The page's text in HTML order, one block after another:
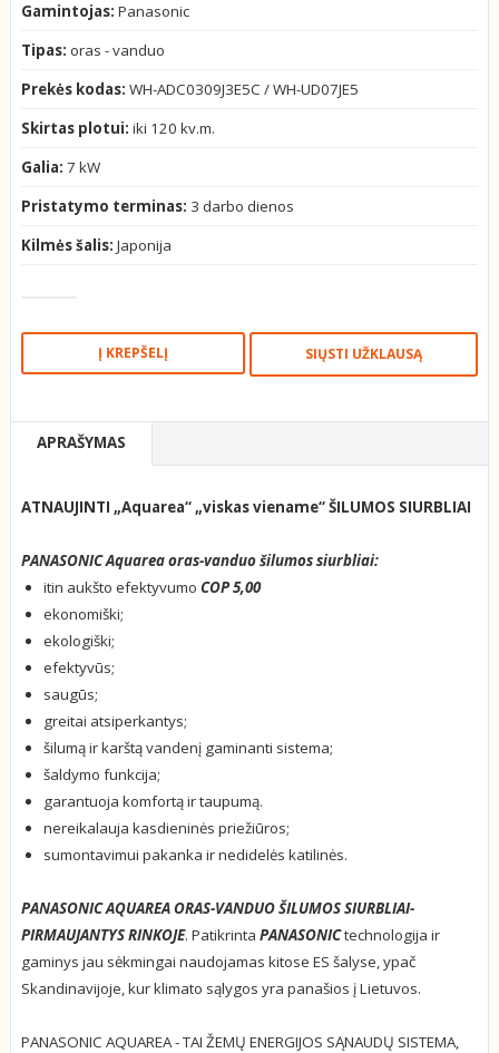
Gamintojas: Panasonic
Tipas: oras - vanduo
Prekės kodas: WH-ADC0309J3E5C / WH-UD07JE5
Skirtas plotui: iki 120 kv.m.
Galia: 7 kW
Pristatymo terminas: 3 darbo dienos
Kilmės šalis: Japonija
SIŲSTI UŽKLAUSĄ
APRAŠYMAS
ATNAUJINTI „Aquarea“ „viskas viename“ ŠILUMOS SIURBLIAI
PANASONIC Aquarea oras-vanduo šilumos siurbliai:
itin aukšto efektyvumo COP 5,00
ekonomiški;
ekologiški;
efektyvūs;
saugūs;
greitai atsiperkantys;
šilumą ir karštą vandenį gaminanti sistema;
šaldymo funkcija;
garantuoja komfortą ir taupumą.
nereikalauja kasdieninės priežiūros;
sumontavimui pakanka ir nedidelės katilinės.
PANASONIC AQUAREA ORAS-VANDUO ŠILUMOS SIURBLIAI-
PIRMAUJANTYS RINKOJE. Patikrinta PANASONICtechnologija ir
gaminys jau sėkmingai naudojamas kitose ES šalyse, ypač
Skandinavijoje, kur klimato sąlygos yra panašios į Lietuvos.
PANASONIC AQUAREA - TAI ŽEMŲ ENERGIJOS SĄNAUDŲ SISTEMA,